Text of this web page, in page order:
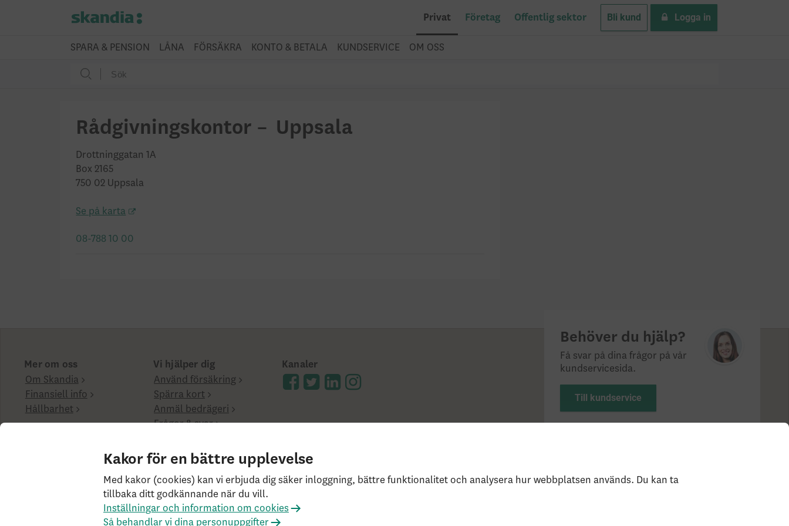
Privat Företag Offentlig sektor Bli kund Logga in
SPARA & PENSION LÅNA FÖRSÄKRA KONTO & BETALA KUNDSERVICE OM OSS
Rådgivningskontor – Uppsala
Drottninggatan 1A
Box 2165
750 02 Uppsala
Se på karta
08-788 10 00
Behöver du hjälp?
Få svar på dina frågor på vår
kundservicesida.
Till kundservice
Mer om oss
Om Skandia
Finansiell info
Hållbarhet
Vi hjälper dig
Använd försäkring
Spärra kort
Anmäl bedrägeri
Frågor & svar
Kanaler
behandlar vi dina personuppgifter
Om Penningtvättslagen Har du klagomål?
Rekommenderade webbläsare
Livförsäkringsbolaget Skandia, ömsesidigt, 106 55 Stockholm, Tel: 0771-55 55 00, © Skandia
Kakor för en bättre upplevelse
Med kakor (cookies) kan vi erbjuda dig säker inloggning, bättre funktionalitet och analysera hur webbplatsen används. Du kan ta
tillbaka ditt godkännande när du vill.
Inställningar och information om cookies
Så behandlar vi dina personuppgifter